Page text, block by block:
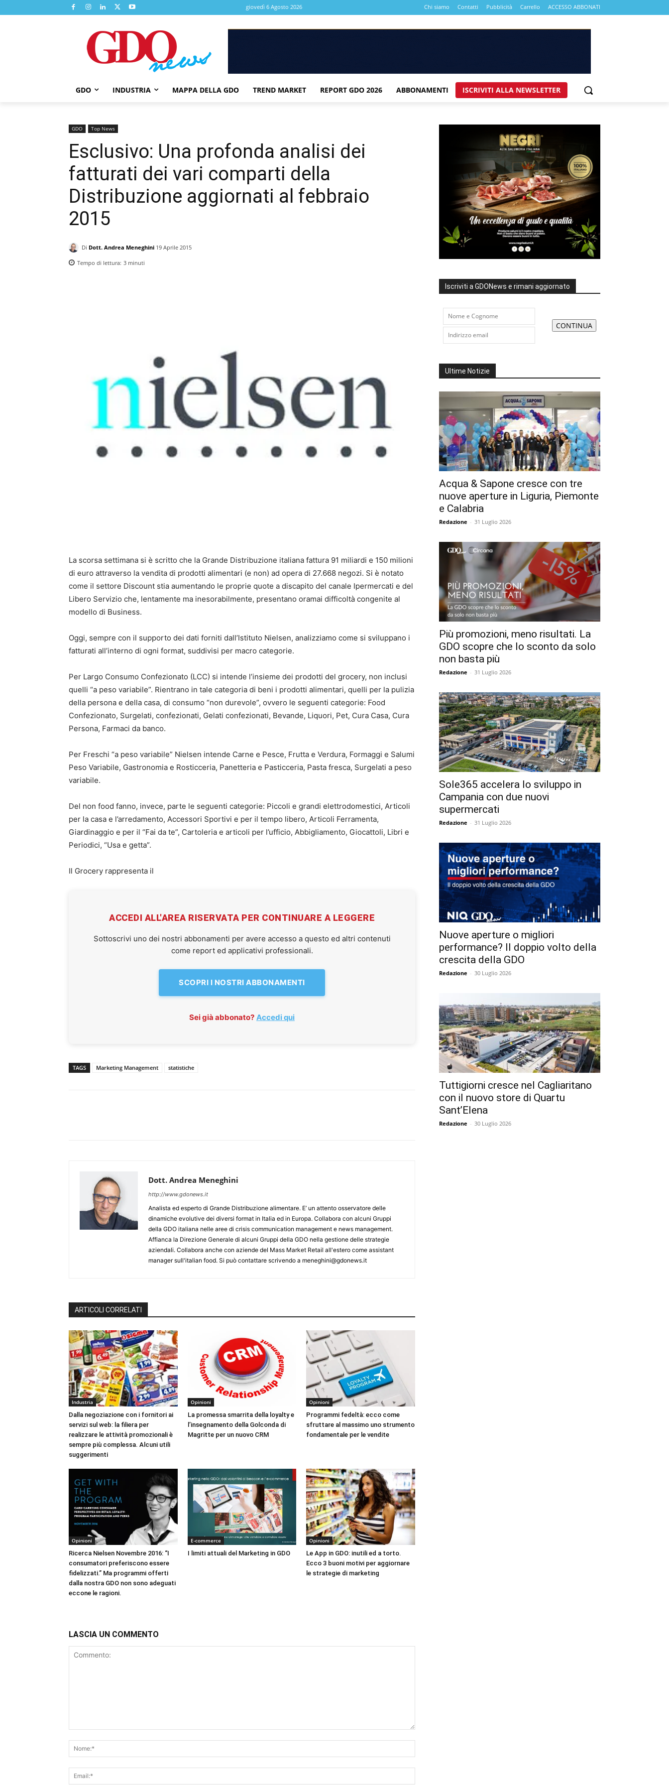
giovedì 6 Agosto 2026 Chi siamo Contatti Pubblicità Carrello ACCESSO ABBONATI
GDO INDUSTRIA MAPPA DELLA GDO TREND MARKET REPORT GDO 2026 ABBONAMENTI ISCRIVITI ALLA NEWSLETTER
GDO Top News
Esclusivo: Una profonda analisi dei
fatturati dei vari comparti della
Distribuzione aggiornati al febbraio
2015
Di Dott. Andrea Meneghini 19 Aprile 2015
Tempo di lettura: 3 minuti
La scorsa settimana si è scritto che la Grande Distribuzione italiana fattura 91 miliardi e 150 milioni
di euro attraverso la vendita di prodotti alimentari (e non) ad opera di 27.668 negozi. Si è notato
come il settore Discount stia aumentando le proprie quote a discapito del canale Ipermercati e del
Libero Servizio che, lentamente ma inesorabilmente, presentano oramai difficoltà congenite al
modello di Business.
Oggi, sempre con il supporto dei dati forniti dall’Istituto Nielsen, analizziamo come si sviluppano i
fatturati all’interno di ogni format, suddivisi per macro categorie.
Per Largo Consumo Confezionato (LCC) si intende l’insieme dei prodotti del grocery, non inclusi
quelli “a peso variabile”. Rientrano in tale categoria di beni i prodotti alimentari, quelli per la pulizia
della persona e della casa, di consumo “non durevole”, ovvero le seguenti categorie: Food
Confezionato, Surgelati, confezionati, Gelati confezionati, Bevande, Liquori, Pet, Cura Casa, Cura
Persona, Farmaci da banco.
Per Freschi “a peso variabile” Nielsen intende Carne e Pesce, Frutta e Verdura, Formaggi e Salumi
Peso Variabile, Gastronomia e Rosticceria, Panetteria e Pasticceria, Pasta fresca, Surgelati a peso
variabile.
Del non food fanno, invece, parte le seguenti categorie: Piccoli e grandi elettrodomestici, Articoli
per la casa e l’arredamento, Accessori Sportivi e per il tempo libero, Articoli Ferramenta,
Giardinaggio e per il “Fai da te”, Cartoleria e articoli per l’ufficio, Abbigliamento, Giocattoli, Libri e
Periodici, “Usa e getta”.
Il Grocery rappresenta il
ACCEDI ALL'AREA RISERVATA PER CONTINUARE A LEGGERE
Sottoscrivi uno dei nostri abbonamenti per avere accesso a questo ed altri contenuti
come report ed applicativi professionali.
SCOPRI I NOSTRI ABBONAMENTI
Sei già abbonato? Accedi qui
TAGS Marketing Management statistiche
Dott. Andrea Meneghini
http://www.gdonews.it
Analista ed esperto di Grande Distribuzione alimentare. E’ un attento osservatore delle
dinamiche evolutive dei diversi format in Italia ed in Europa. Collabora con alcuni Gruppi
della GDO italiana nelle aree di crisis communication management e news management.
Affianca la Direzione Generale di alcuni Gruppi della GDO nella gestione delle strategie
aziendali. Collabora anche con aziende del Mass Market Retail all'estero come assistant
manager sull'italian food. Si può contattare scrivendo a meneghini@gdonews.it
ARTICOLI CORRELATI
Industria
Dalla negoziazione con i fornitori ai
servizi sul web: la filiera per
realizzare le attività promozionali è
sempre più complessa. Alcuni utili
suggerimenti
Opinioni
La promessa smarrita della loyalty e
l’insegnamento della Golconda di
Magritte per un nuovo CRM
Opinioni
Programmi fedeltà: ecco come
sfruttare al massimo uno strumento
fondamentale per le vendite
Opinioni
Ricerca Nielsen Novembre 2016: “I
consumatori preferiscono essere
fidelizzati.” Ma programmi offerti
dalla nostra GDO non sono adeguati
eccone le ragioni.
E-commerce
I limiti attuali del Marketing in GDO
Opinioni
Le App in GDO: inutili ed a torto.
Ecco 3 buoni motivi per aggiornare
le strategie di marketing
LASCIA UN COMMENTO
Iscriviti a GDONews e rimani aggiornato
Ultime Notizie
Acqua & Sapone cresce con tre
nuove aperture in Liguria, Piemonte
e Calabria
Redazione - 31 Luglio 2026
Più promozioni, meno risultati. La
GDO scopre che lo sconto da solo
non basta più
Redazione - 31 Luglio 2026
Sole365 accelera lo sviluppo in
Campania con due nuovi
supermercati
Redazione - 31 Luglio 2026
Nuove aperture o migliori
performance? Il doppio volto della
crescita della GDO
Redazione - 30 Luglio 2026
Tuttigiorni cresce nel Cagliaritano
con il nuovo store di Quartu
Sant’Elena
Redazione - 30 Luglio 2026